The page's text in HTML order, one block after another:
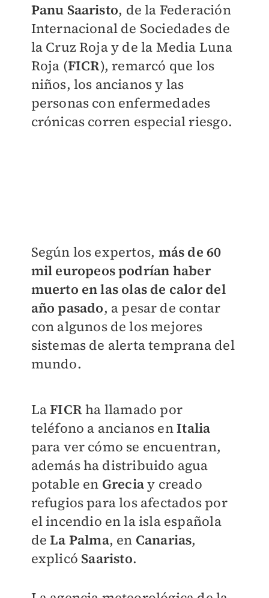
Panu Saaristo, de la Federación
Internacional de Sociedades de
la Cruz Roja y de la Media Luna
Roja (FICR), remarcó que los
niños, los ancianos y las
personas con enfermedades
crónicas corren especial riesgo.
Según los expertos, más de 60
mil europeos podrían haber
muerto en las olas de calor del
año pasado, a pesar de contar
con algunos de los mejores
sistemas de alerta temprana del
mundo.
LaFICRha llamado por
teléfono a ancianos enItalia
para ver cómo se encuentran,
además ha distribuido agua
potable en Greciay creado
refugios para los afectados por
el incendio en la isla española
deLa Palma, en Canarias,
explicó Saaristo.